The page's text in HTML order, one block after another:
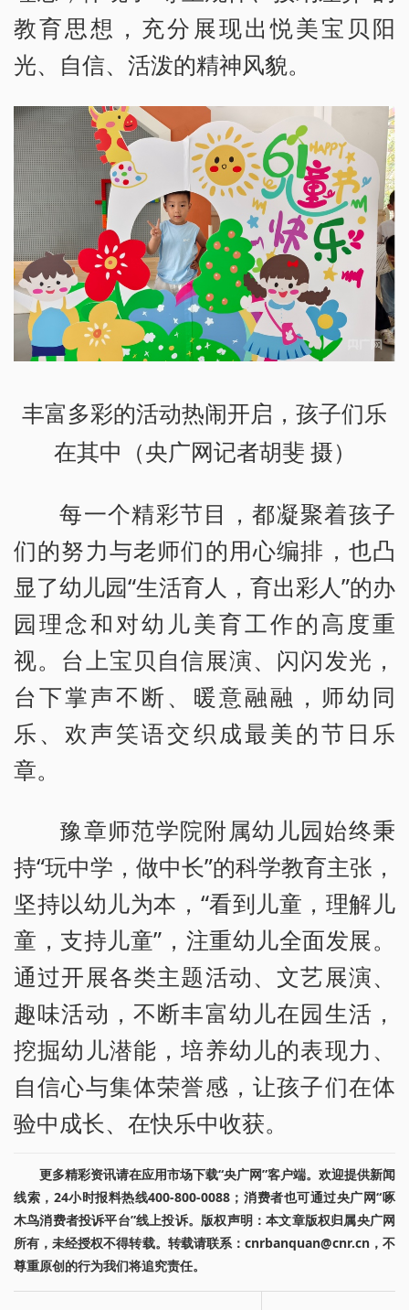
教育思想，充分展现出悦美宝贝阳
光、自信、活泼的精神风貌。
丰富多彩的活动热闹开启，孩子们乐
在其中（央广网记者胡斐 摄）
每一个精彩节目，都凝聚着孩子
们的努力与老师们的用心编排，也凸
显了幼儿园“生活育人，育出彩人”的办
园理念和对幼儿美育工作的高度重
视。台上宝贝自信展演、闪闪发光，
台下掌声不断、暖意融融，师幼同
乐、欢声笑语交织成最美的节日乐
章。
豫章师范学院附属幼儿园始终秉
持“玩中学，做中长”的科学教育主张，
坚持以幼儿为本，“看到儿童，理解儿
童，支持儿童”，注重幼儿全面发展。
通过开展各类主题活动、文艺展演、
趣味活动，不断丰富幼儿在园生活，
挖掘幼儿潜能，培养幼儿的表现力、
自信心与集体荣誉感，让孩子们在体
验中成长、在快乐中收获。
更多精彩资讯请在应用市场下载“央广网”客户端。欢迎提供新闻
线索，24小时报料热线400-800-0088；消费者也可通过央广网“啄
木鸟消费者投诉平台”线上投诉。版权声明：本文章版权归属央广网
所有，未经授权不得转载。转载请联系：cnrbanquan@cnr.cn，不
尊重原创的行为我们将追究责任。